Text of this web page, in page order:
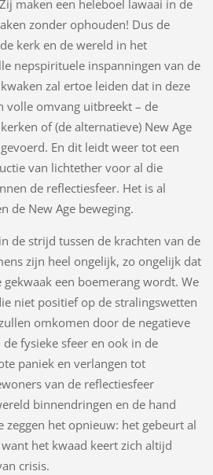
maken een heleboel lawaai in de
zonder ophouden! Dus de
kerk en de wereld in het
nepspirituele inspanningen van de
zal ertoe leiden dat in deze
volle omvang uitbreekt – de
of (de alternatieve) New Age
En dit leidt weer tot een
van lichtether voor al die
de reflectiesfeer. Het is al
de New Age beweging.
de strijd tussen de krachten van de
zijn heel ongelijk, zo ongelijk dat
een boemerang wordt. We
niet positief op de stralingswetten
omkomen door de negatieve
fysieke sfeer en ook in de
paniek en verlangen tot
van de reflectiesfeer
binnendringen en de hand
zeggen het opnieuw: het gebeurt al
het kwaad keert zich altijd
crisis.